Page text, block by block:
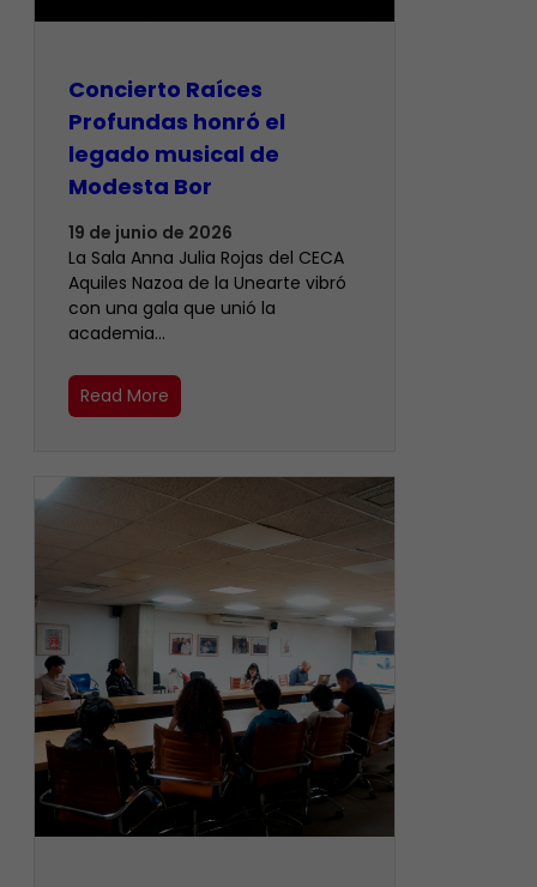
​Concierto Raíces
Profundas honró el
legado musical de
Modesta Bor
19 de junio de 2026
La Sala Anna Julia Rojas del CECA
Aquiles Nazoa de la Unearte vibró
con una gala que unió la
academia…
Read More